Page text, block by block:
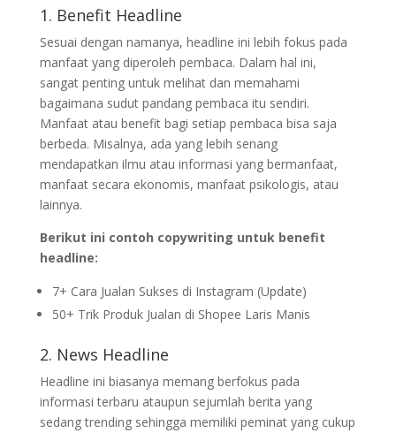
1. Benefit Headline
Sesuai dengan namanya, headline ini lebih fokus pada
manfaat yang diperoleh pembaca. Dalam hal ini,
sangat penting untuk melihat dan memahami
bagaimana sudut pandang pembaca itu sendiri.
Manfaat atau benefit bagi setiap pembaca bisa saja
berbeda. Misalnya, ada yang lebih senang
mendapatkan ilmu atau informasi yang bermanfaat,
manfaat secara ekonomis, manfaat psikologis, atau
lainnya.
Berikut ini contoh copywriting untuk benefit
headline:
7+ Cara Jualan Sukses di Instagram (Update)
50+ Trik Produk Jualan di Shopee Laris Manis
2. News Headline
Headline ini biasanya memang berfokus pada
informasi terbaru ataupun sejumlah berita yang
sedang trending sehingga memiliki peminat yang cukup